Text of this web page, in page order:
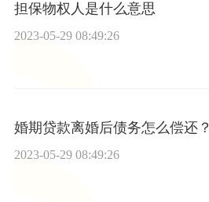
担保物权人是什么意思
2023-05-29 08:49:26
婚期贷款离婚后债务怎么偿还？
2023-05-29 08:49:26